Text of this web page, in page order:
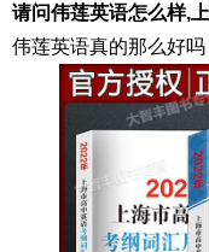
请问伟莲英语怎么样,
伟莲英语真的那么好吗